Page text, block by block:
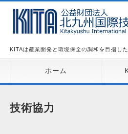
KITAは産業開発と環境保全の調和を目指し
ホーム
技術協力